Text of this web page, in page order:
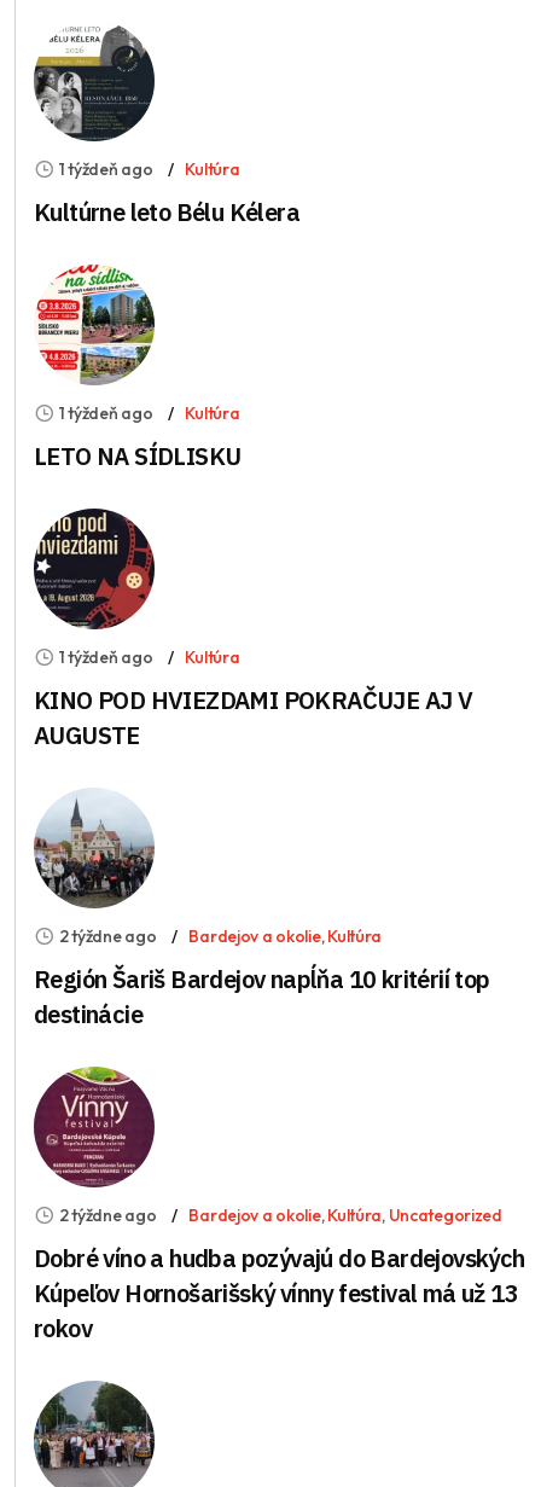
1 týždeň ago Kultúra
Kultúrne leto Bélu Kélera
1 týždeň ago Kultúra
LETO NA SÍDLISKU
1 týždeň ago Kultúra
KINO POD HVIEZDAMI POKRAČUJE AJ V
AUGUSTE
2 týždne ago Bardejov a okolie,Kultúra
Región Šariš Bardejov napĺňa 10 kritérií top
destinácie
2 týždne ago Bardejov a okolie,Kultúra, Uncategorized
Dobré víno a hudba pozývajú do Bardejovských
Kúpeľov Hornošarišský vínny festival má už 13
rokov